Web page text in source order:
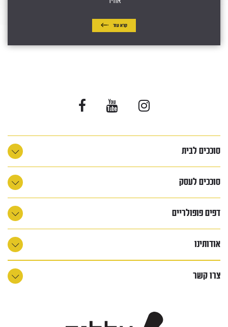
קרא עוד
סוככים לבית
סוככים לעסק
דפים פופולריים
אודותינו
צרו קשר